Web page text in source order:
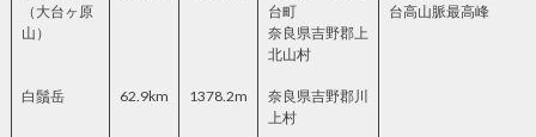
（大台ヶ原
山）
台町
奈良県吉野郡上
北山村
台高山脈最高峰
白鬚岳 62.9km 1378.2m
奈良県吉野郡川
上村